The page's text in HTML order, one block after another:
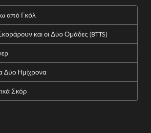
από Γκόλ
και οι Δύο Ομάδες (BTTS)
Δύο Ημίχρονα
Σκόρ